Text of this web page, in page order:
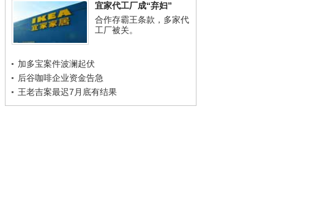
宜家代工厂成“弃妇”
合作存霸王条款，多家代
工厂被关。
加多宝案件波澜起伏
后谷咖啡企业资金告急
王老吉案最迟7月底有结果